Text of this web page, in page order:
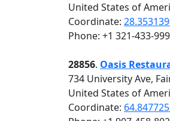
United States of
Coordinate:
Phone: +1 321-433-
28856. Oasis
734 University Ave,
United States of
Coordinate: